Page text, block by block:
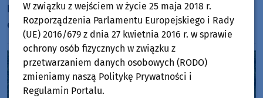
Boom. Będą porady specjalistów i animacje dla
całych rodzin
W związku z wejściem w życie 25 maja 2018 r.
Rozporządzenia Parlamentu Europejskiego i Rady
(UE) 2016/679 z dnia 27 kwietnia 2016 r. w sprawie
ochrony osób fizycznych w związku z
przetwarzaniem danych osobowych (RODO)
zmieniamy naszą Politykę Prywatności i
Regulamin Portalu.